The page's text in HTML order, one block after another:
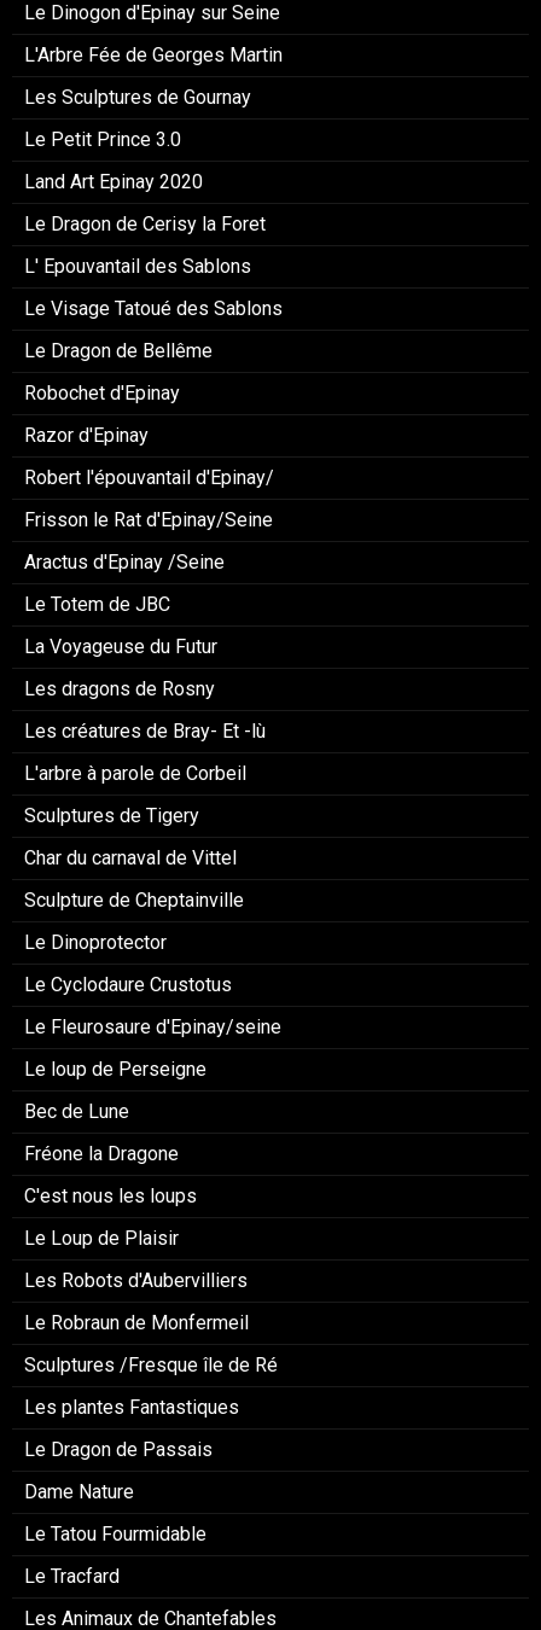
Le Dinogon d'Epinay sur Seine
L'Arbre Fée de Georges Martin
Les Sculptures de Gournay
Le Petit Prince 3.0
Land Art Epinay 2020
Le Dragon de Cerisy la Foret
L' Epouvantail des Sablons
Le Visage Tatoué des Sablons
Le Dragon de Bellême
Robochet d'Epinay
Razor d'Epinay
Robert l'épouvantail d'Epinay/
Frisson le Rat d'Epinay/Seine
Aractus d'Epinay /Seine
Le Totem de JBC
La Voyageuse du Futur
Les dragons de Rosny
Les créatures de Bray- Et -lù
L'arbre à parole de Corbeil
Sculptures de Tigery
Char du carnaval de Vittel
Sculpture de Cheptainville
Le Dinoprotector
Le Cyclodaure Crustotus
Le Fleurosaure d'Epinay/seine
Le loup de Perseigne
Bec de Lune
Fréone la Dragone
C'est nous les loups
Le Loup de Plaisir
Les Robots d'Aubervilliers
Le Robraun de Monfermeil
Sculptures /Fresque île de Ré
Les plantes Fantastiques
Le Dragon de Passais
Dame Nature
Le Tatou Fourmidable
Le Tracfard
Les Animaux de Chantefables